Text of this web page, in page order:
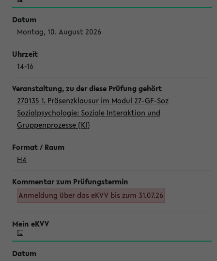
Montag, 10. August 2026
14-16
270135 1. Präsenzklausur im Modul 27-GF-Soz
Sozialpsychologie: Soziale Interaktion und
Gruppenprozesse (Kl)
H4
Anmeldung über das eKVV bis zum 31.07.26